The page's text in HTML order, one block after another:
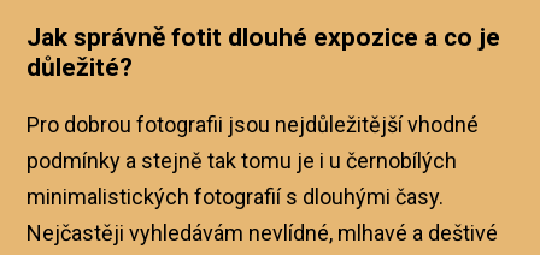
Jak správně fotit dlouhé expozice a co je
důležité?
Pro dobrou fotografii jsou nejdůležitější vhodné
podmínky a stejně tak tomu je i u černobílých
minimalistických fotografií s dlouhými časy.
Nejčastěji vyhledávám nevlídné, mlhavé a deštivé